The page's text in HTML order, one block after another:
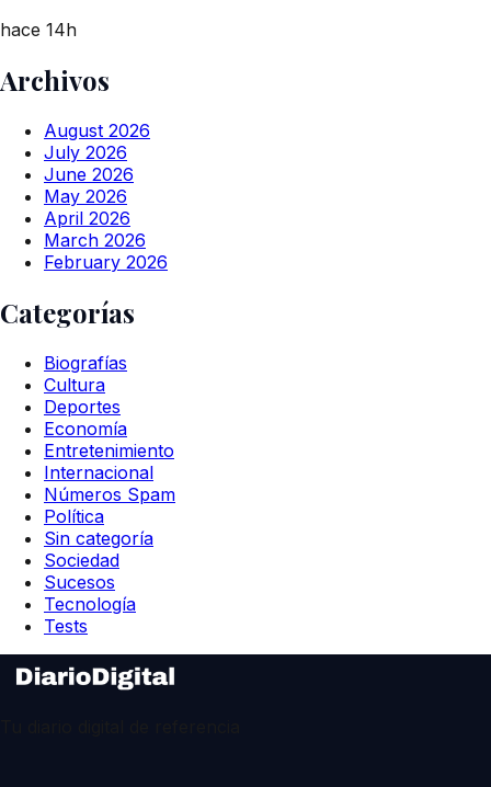
hace 14h
Archivos
August 2026
July 2026
June 2026
May 2026
April 2026
March 2026
February 2026
Categorías
Biografías
Cultura
Deportes
Economía
Entretenimiento
Internacional
Números Spam
Política
Sin categoría
Sociedad
Sucesos
Tecnología
Tests